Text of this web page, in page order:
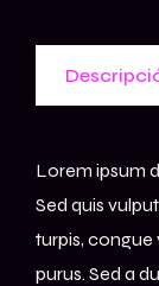
Lorem ipsum
Sed quis
turpis, congue
purus. Sed a